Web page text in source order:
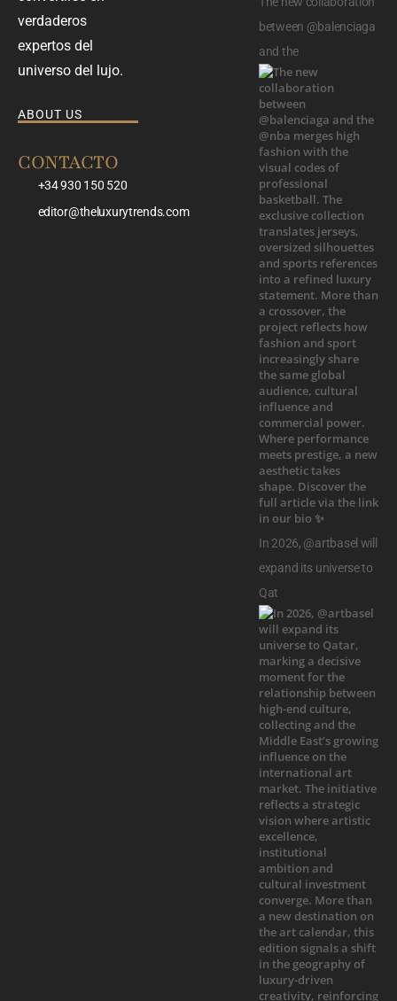
verdaderos
expertos del
universo del lujo.
ABOUT US
CONTACTO
+34 930 150 520
editor@theluxurytrends.com
between @balenciaga
and the
In 2026, @artbasel will
expand its universe to
Qat